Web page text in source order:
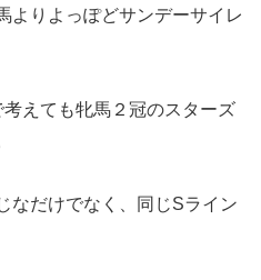
よりよっぽどサンデーサイレ
えても牝馬２冠のスターズ
なだけでなく、同じSライン